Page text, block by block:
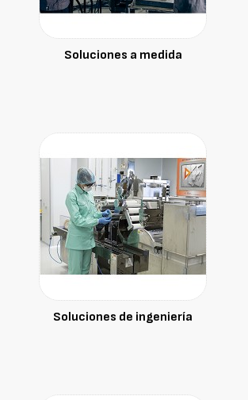
Soluciones a medida
Soluciones de ingeniería